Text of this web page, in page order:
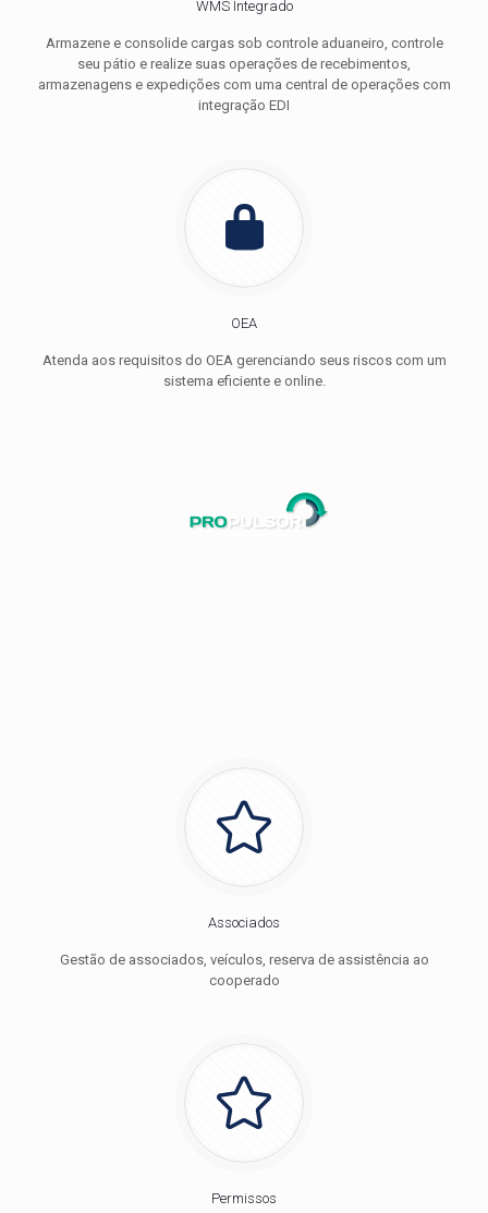
WMS Integrado
Armazene e consolide cargas sob controle aduaneiro, controle
seu pátio e realize suas operações de recebimentos,
armazenagens e expedições com uma central de operações com
integração EDI
OEA
Atenda aos requisitos do OEA gerenciando seus riscos com um
sistema eficiente e online.
uma versão do Sistema Propulsor Transportadora voltada
exclusivamente à ela.
Associados
Gestão de associados, veículos, reserva de assistência ao
cooperado
Permissos